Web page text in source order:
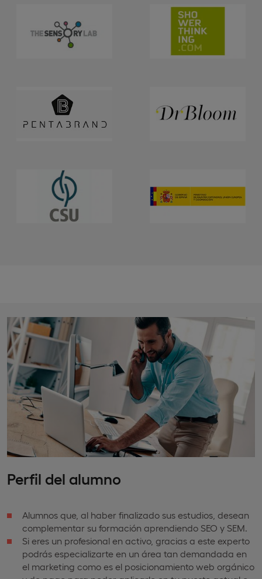
Perfil del alumno
Alumnos que, al haber finalizado sus estudios, desean
complementar su formación aprendiendo SEO y SEM.
Si eres un profesional en activo, gracias a este experto
podrás especializarte en un área tan demandada en
el marketing como es el posicionamiento web orgánico